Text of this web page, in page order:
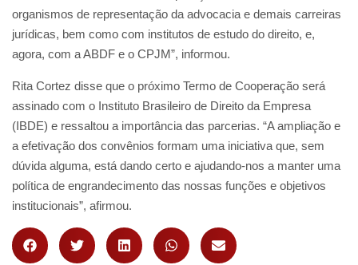
organismos de representação da advocacia e demais carreiras
jurídicas, bem como com institutos de estudo do direito, e,
agora, com a ABDF e o CPJM”, informou.
Rita Cortez disse que o próximo Termo de Cooperação será
assinado com o Instituto Brasileiro de Direito da Empresa
(IBDE) e ressaltou a importância das parcerias. “A ampliação e
a efetivação dos convênios formam uma iniciativa que, sem
dúvida alguma, está dando certo e ajudando-nos a manter uma
política de engrandecimento das nossas funções e objetivos
institucionais”, afirmou.